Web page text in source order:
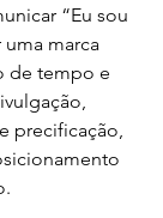
“Eu sou
marca
de tempo e
precificação,